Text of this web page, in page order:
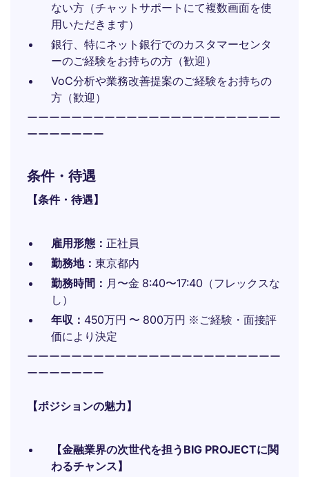
ない方（チャットサポートにて複数画面を使
用いただきます）
銀行、特にネット銀行でのカスタマーセンタ
ーのご経験をお持ちの方（歓迎）
VoC分析や業務改善提案のご経験をお持ちの
方（歓迎）
ーーーーーーーーーーーーーーーーーーーーーーー
ーーーーーーー
条件・待遇
【条件・待遇】
雇用形態： 正社員
勤務地： 東京都内
勤務時間： 月〜金 8:40〜17:40（フレックスな
し）
年収： 450万円 〜 800万円 ※ご経験・面接評
価により決定
ーーーーーーーーーーーーーーーーーーーーーーー
ーーーーーーー
【ポジションの魅力】
【金融業界の次世代を担うBIG PROJECTに関
わるチャンス】